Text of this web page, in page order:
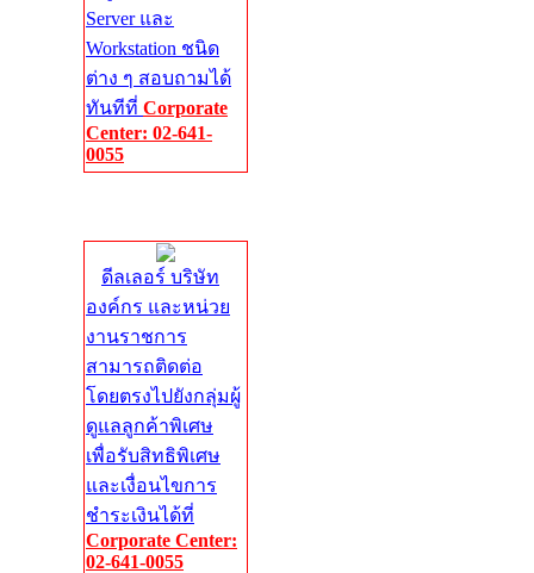
Server และ
Workstation ชนิด
ต่าง ๆ สอบถามได้
ทันทีที่ Corporate
Center: 02-641-
0055
ดีลเลอร์ บริษัท
องค์กร และหน่วย
งานราชการ
สามารถติดต่อ
โดยตรงไปยังกลุ่มผู้
ดูแลลูกค้าพิเศษ
เพื่อรับสิทธิพิเศษ
และเงื่อนไขการ
ชำระเงินได้ที่
Corporate Center:
02-641-0055